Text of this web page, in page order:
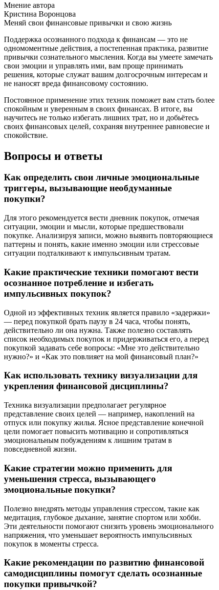
Мнение автора
Кристина Воронцова
Меняй свои финансовые привычки и свою жизнь
Поддержка осознанного подхода к финансам — это не
одномоментные действия, а постепенная практика, развитие
привычки сознательного мысления. Когда вы умеете замечать
свои эмоции и управлять ими, вам проще принимать
решения, которые служат вашим долгосрочным интересам и
не наносят вреда финансовому состоянию.
Постоянное применение этих техник поможет вам стать более
спокойным и уверенным в своих финансах. В итоге, вы
научитесь не только избегать лишних трат, но и добьётесь
своих финансовых целей, сохраняя внутреннее равновесие и
спокойствие.
Вопросы и ответы
Как определить свои личные эмоциональные
триггеры, вызывающие необдуманные
покупки?
Для этого рекомендуется вести дневник покупок, отмечая
ситуации, эмоции и мысли, которые предшествовали
покупке. Анализируя записи, можно выявить повторяющиеся
паттерны и понять, какие именно эмоции или стрессовые
ситуации подталкивают к импульсивным тратам.
Какие практические техники помогают вести
осознанное потребление и избегать
импульсивных покупок?
Одной из эффективных техник является правило «задержки»
— перед покупкой брать паузу в 24 часа, чтобы понять,
действительно ли она нужна. Также полезно составлять
список необходимых покупок и придерживаться его, а перед
покупкой задавать себе вопросы: «Мне это действительно
нужно?» и «Как это повлияет на мой финансовый план?»
Как использовать технику визуализации для
укрепления финансовой дисциплины?
Техника визуализации предполагает регулярное
представление своих целей — например, накоплений на
отпуск или покупку жилья. Ясное представление конечной
цели помогает повысить мотивацию и сопротивляться
эмоциональным побуждениям к лишним тратам в
повседневной жизни.
Какие стратегии можно применить для
уменьшения стресса, вызывающего
эмоциональные покупки?
Полезно внедрять методы управления стрессом, такие как
медитация, глубокое дыхание, занятие спортом или хобби.
Эти деятельности помогают снизить уровень эмоционального
напряжения, что уменьшает вероятность импульсивных
покупок в моменты стресса.
Какие рекомендации по развитию финансовой
самодисциплины помогут сделать осознанные
покупки привычкой?